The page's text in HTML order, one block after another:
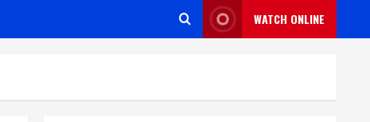
WATCH ONLINE